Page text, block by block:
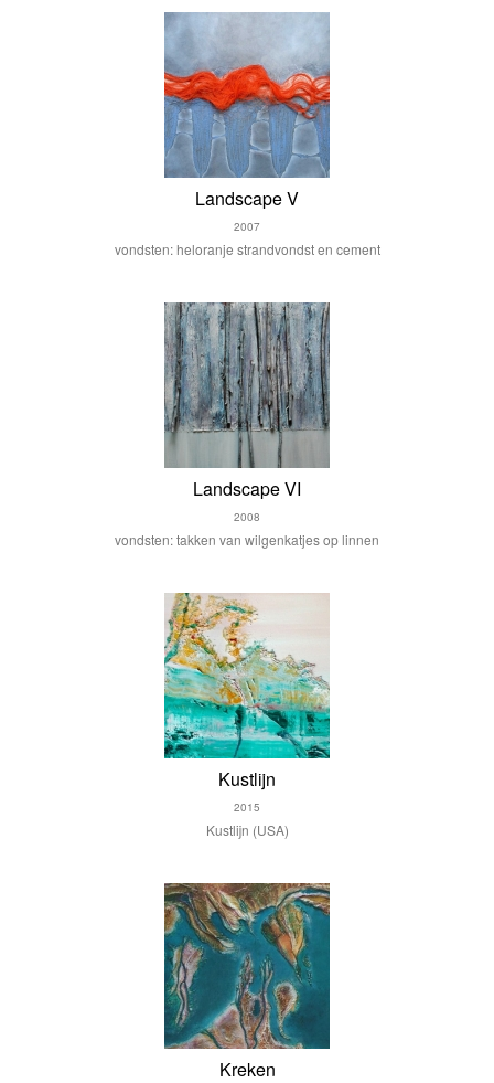
Landscape V
2007
vondsten: heloranje strandvondst en cement
Landscape VI
2008
vondsten: takken van wilgenkatjes op linnen
Kustlijn
2015
Kustlijn (USA)
Kreken